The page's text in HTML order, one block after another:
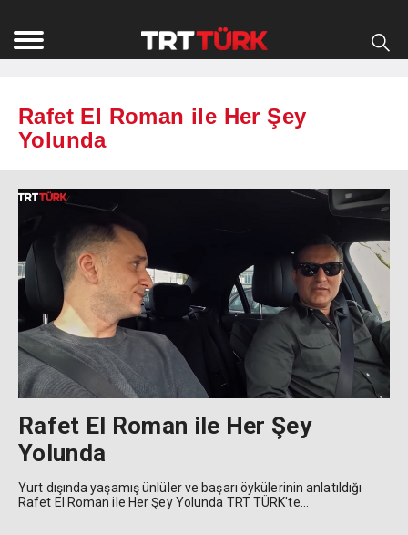
Rafet El Roman ile Her Şey
Yolunda
Rafet El Roman ile Her Şey
Yolunda
Yurt dışında yaşamış ünlüler ve başarı öykülerinin anlatıldığı
Rafet El Roman ile Her Şey Yolunda TRT TÜRK'te...